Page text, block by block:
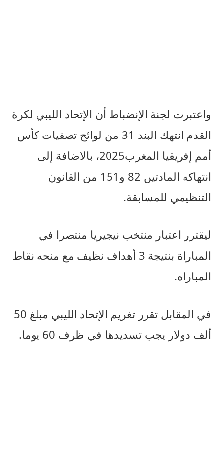
واعتبرت لجنة الإنضباط أن الإتحاد الليبي لكرة
القدم انتهك البند 31 من لوائح تصفيات كأس
أمم إفريقيا المغرب2025، بالاضافة إلى
انتهاكه المادتين 82 و151 من القانون
التنظيمي للمسابقة.
ليقترر اعتبار منتخب نيجيريا منتصرا في
المباراة بنتيجة 3 أهداف نظيف مع منحه نقاط
المباراة.
في المقابل تقرر تغريم الإتحاد الليبي مبلغ 50
ألف دولار يجب تسديدها في ظرف 60 يوما.